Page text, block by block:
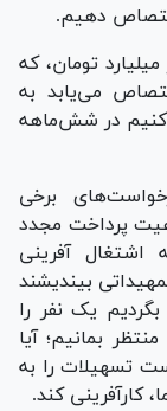
دهیم.
یک‌بخشی از این رقم ۱۵ هزار میلیارد تومان، که
می‌یابد به
در شش‌ماهه
برخی
پرداخت مجدد
اشتغال آفرینی
بیندیشند
بگردیم یک نفر را
بمانیم؛ آیا
تسهیلات را به
کارآفرینی کند.